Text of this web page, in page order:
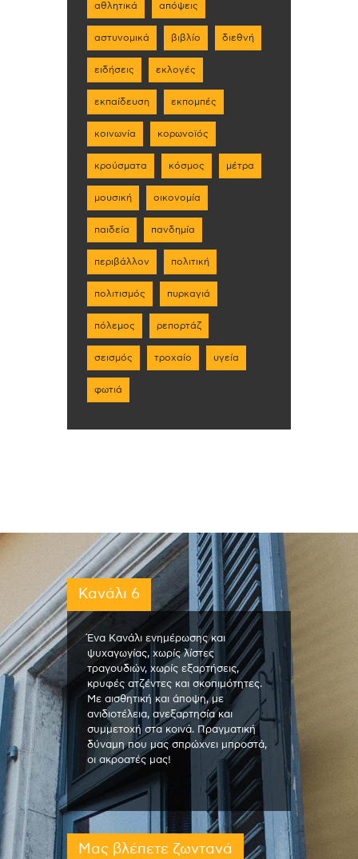
αθλητικά απόψεις
αστυνομικά βιβλίο διεθνή
ειδήσεις εκλογές
εκπαίδευση εκπομπές
κοινωνία κορωνοϊός
κρούσματα κόσμος μέτρα
μουσική οικονομία
παιδεία πανδημία
περιβάλλον πολιτική
πολιτισμός πυρκαγιά
πόλεμος ρεπορτάζ
σεισμός τροχαίο υγεία
φωτιά
Κανάλι 6
Ένα Κανάλι ενημέρωσης και
ψυχαγωγίας, χωρίς λίστες
τραγουδιών, χωρίς εξαρτήσεις,
κρυφές ατζέντες και σκοπιμότητες.
Με αισθητική και άποψη, με
ανιδιοτέλεια, ανεξαρτησία και
συμμετοχή στα κοινά. Πραγματική
δύναμη που μας σπρώχνει μπροστά,
οι ακροατές μας!
Μας βλέπετε ζωντανά